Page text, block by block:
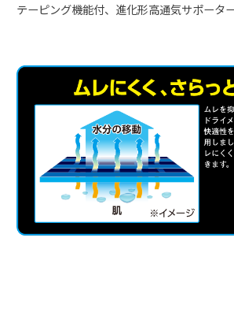
テーピング機能付、進化形高通気サポータ